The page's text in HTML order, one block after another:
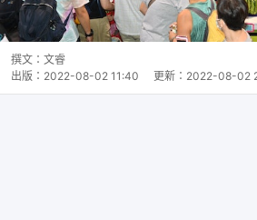
撰文： 文睿
出版： 2022-08-02 11:40 更新： 2022-08-02